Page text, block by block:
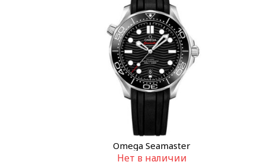
Omega Seamaster
210.32.42.20.01.001
Нет в наличии